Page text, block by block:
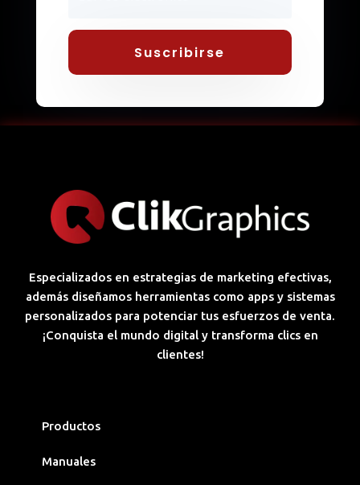
Suscribirse
Especializados en estrategias de marketing efectivas,
además diseñamos herramientas como apps y sistemas
personalizados para potenciar tus esfuerzos de venta.
¡Conquista el mundo digital y transforma clics en
clientes!
Productos
Manuales